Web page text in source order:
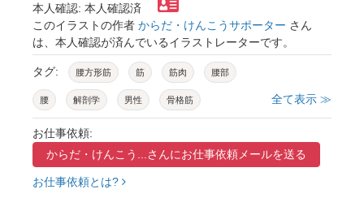
本人確認: 本人確認済
このイラストの作者 からだ・けんこうサポーター さん
は、本人確認が済んでいるイラストレーターです。
タグ: 腰方形筋 筋 筋肉 腰部
腰 解剖学 男性 骨格筋 全て表示 ≫
お仕事依頼:
からだ・けんこう...さんにお仕事依頼メールを送る
お仕事依頼とは?